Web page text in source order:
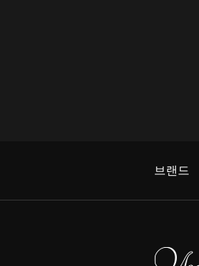
브랜드